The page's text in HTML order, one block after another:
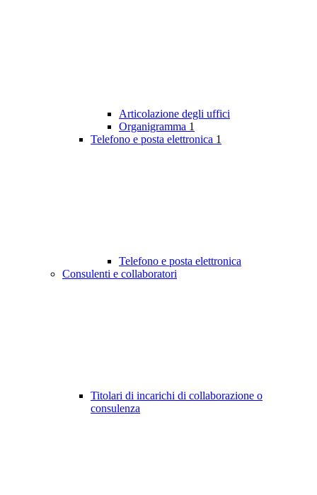
Articolazione degli uffici
Organigramma 1
Telefono e posta elettronica 1
Telefono e posta elettronica
Consulenti e collaboratori
Titolari di incarichi di collaborazione o
consulenza